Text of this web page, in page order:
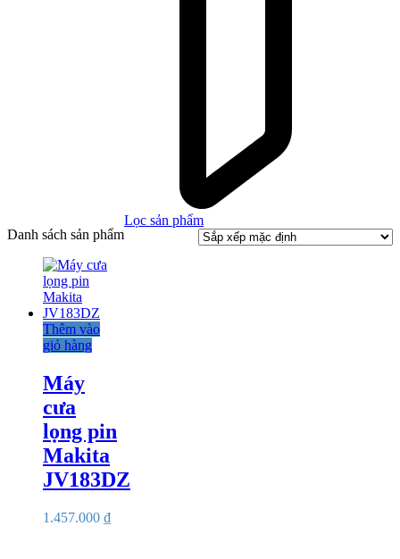
Lọc sản phẩm
Danh sách sản phẩm
Thêm vào
giỏ hàng
Máy
cưa
lọng pin
Makita
JV183DZ
1.457.000 ₫